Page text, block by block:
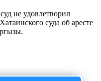
не удовлетворил
суда об аресте